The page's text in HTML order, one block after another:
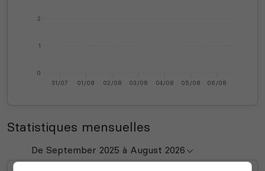
0
1
2
31/07 01/08 02/08 03/08 04/08 05/08 06/08
Statistiques mensuelles